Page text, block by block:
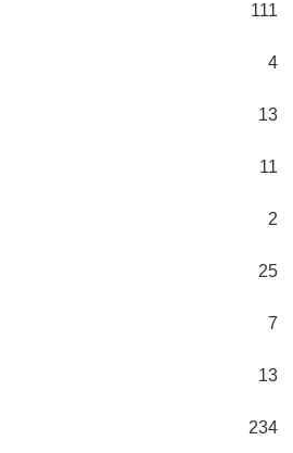
111
4
13
11
2
25
7
13
234